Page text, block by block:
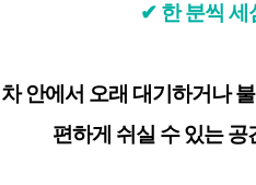
✔ 한 분씩 세
차 안에서 오래 대기하거나
편하게 쉬실 수 있는